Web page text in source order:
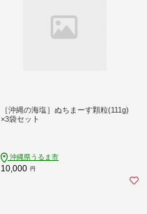
［沖縄の海塩］ぬちまーす顆粒(111g)
×3袋セット
沖縄県うるま市
10,000 円